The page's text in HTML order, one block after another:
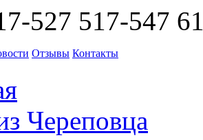
527 517-547
Отзывы Контакты
Череповца